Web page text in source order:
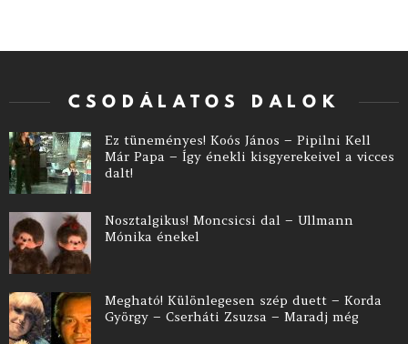
CSODÁLATOS DALOK
Ez tüneményes! Koós János – Pipilni Kell
Már Papa – Így énekli kisgyerekeivel a vicces
dalt!
Nosztalgikus! Moncsicsi dal – Ullmann
Mónika énekel
Megható! Különlegesen szép duett – Korda
György – Cserháti Zsuzsa – Maradj még